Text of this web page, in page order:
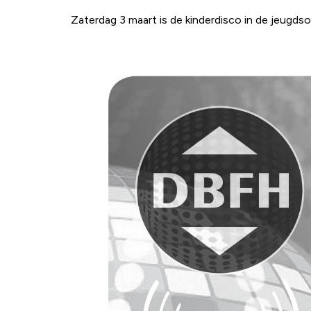
Zaterdag 3 maart is de kinderdisco in de